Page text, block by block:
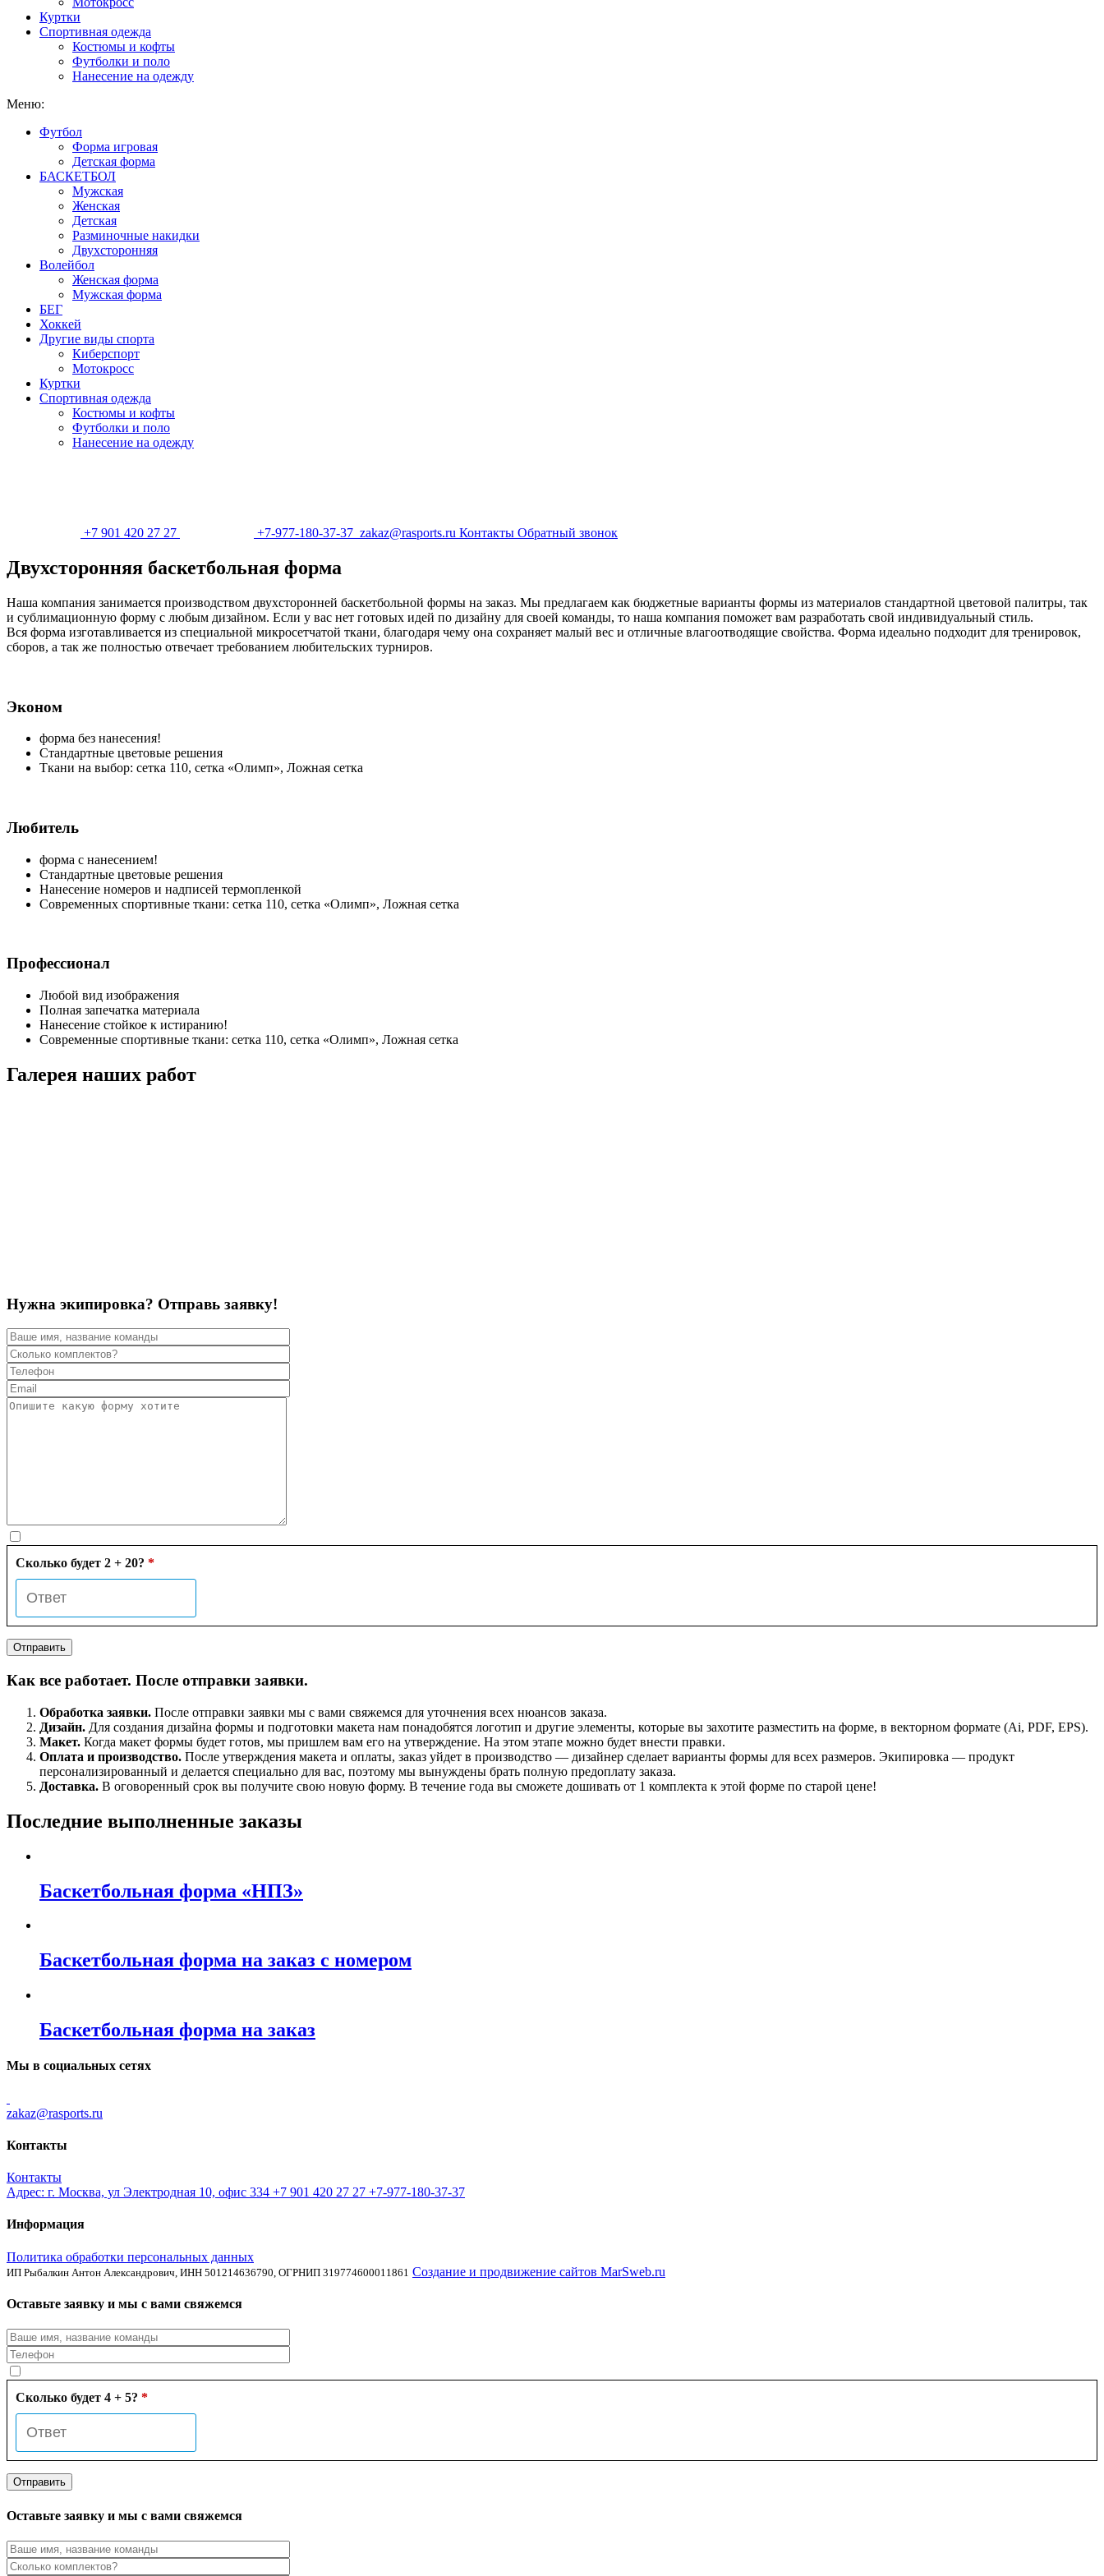
Куртки
Спортивная одежда
Костюмы и кофты
Футболки и поло
Нанесение на одежду
Меню:
Футбол
Форма игровая
Детская форма
БАСКЕТБОЛ
Мужская
Женская
Детская
Разминочные накидки
Двухсторонняя
Волейбол
Женская форма
Мужская форма
БЕГ
Хоккей
Другие виды спорта
Киберспорт
Мотокросс
Куртки
Спортивная одежда
Костюмы и кофты
Футболки и поло
Нанесение на одежду
+7 901 420 27 27 +7-977-180-37-37 zakaz@rasports.ru Контакты Обратный звонок
Двухсторонняя баскетбольная форма
Наша компания занимается производством двухсторонней баскетбольной формы на заказ. Мы предлагаем как бюджетные варианты формы из материалов стандартной цветовой палитры, так
и сублимационную форму с любым дизайном. Если у вас нет готовых идей по дизайну для своей команды, то наша компания поможет вам разработать свой индивидуальный стиль.
Вся форма изготавливается из специальной микросетчатой ткани, благодаря чему она сохраняет малый вес и отличные влагоотводящие свойства. Форма идеально подходит для тренировок,
сборов, а так же полностью отвечает требованием любительских турниров.
Эконом
форма без нанесения!
Стандартные цветовые решения
Ткани на выбор: сетка 110, сетка «Олимп», Ложная сетка
Любитель
форма с нанесением!
Стандартные цветовые решения
Нанесение номеров и надписей термопленкой
Современных спортивные ткани: сетка 110, сетка «Олимп», Ложная сетка
Профессионал
Любой вид изображения
Полная запечатка материала
Нанесение стойкое к истиранию!
Современные спортивные ткани: сетка 110, сетка «Олимп», Ложная сетка
Галерея наших работ
Нужна экипировка? Отправь заявку!
Сколько будет 2 + 20? *
Как все работает. После отправки заявки.
Обработка заявки. После отправки заявки мы с вами свяжемся для уточнения всех нюансов заказа.
Дизайн. Для создания дизайна формы и подготовки макета нам понадобятся логотип и другие элементы, которые вы захотите разместить на форме, в векторном формате (Ai, PDF, EPS).
Макет. Когда макет формы будет готов, мы пришлем вам его на утверждение. На этом этапе можно будет внести правки.
Оплата и производство. После утверждения макета и оплаты, заказ уйдет в производство — дизайнер сделает варианты формы для всех размеров. Экипировка — продукт
персонализированный и делается специально для вас, поэтому мы вынуждены брать полную предоплату заказа.
Доставка. В оговоренный срок вы получите свою новую форму. В течение года вы сможете дошивать от 1 комплекта к этой форме по старой цене!
Последние выполненные заказы
Баскетбольная форма «НПЗ»
Баскетбольная форма на заказ с номером
Баскетбольная форма на заказ
Мы в социальных сетях
zakaz@rasports.ru
Контакты
Контакты
Адрес: г. Москва, ул Электродная 10, офис 334 +7 901 420 27 27 +7-977-180-37-37
Информация
Политика обработки персональных данных
ИП Рыбалкин Антон Александрович, ИНН 501214636790, ОГРНИП 319774600011861 Создание и продвижение сайтов MarSweb.ru
Оставьте заявку и мы с вами свяжемся
Сколько будет 4 + 5? *
Оставьте заявку и мы с вами свяжемся